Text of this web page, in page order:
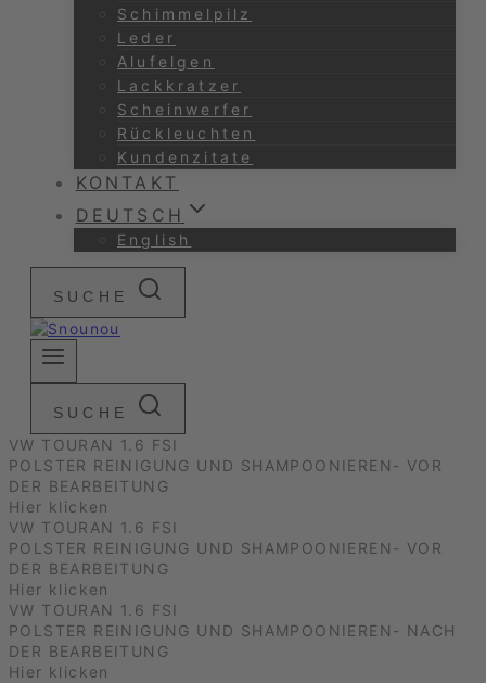
Schimmelpilz
Leder
Alufelgen
Lackkratzer
Scheinwerfer
Rückleuchten
Kundenzitate
KONTAKT
DEUTSCH
English
SUCHE
SUCHE
VW TOURAN 1.6 FSI
POLSTER REINIGUNG UND SHAMPOONIEREN- VOR
DER BEARBEITUNG
Hier klicken
VW TOURAN 1.6 FSI
POLSTER REINIGUNG UND SHAMPOONIEREN- VOR
DER BEARBEITUNG
Hier klicken
VW TOURAN 1.6 FSI
POLSTER REINIGUNG UND SHAMPOONIEREN- NACH
DER BEARBEITUNG
Hier klicken